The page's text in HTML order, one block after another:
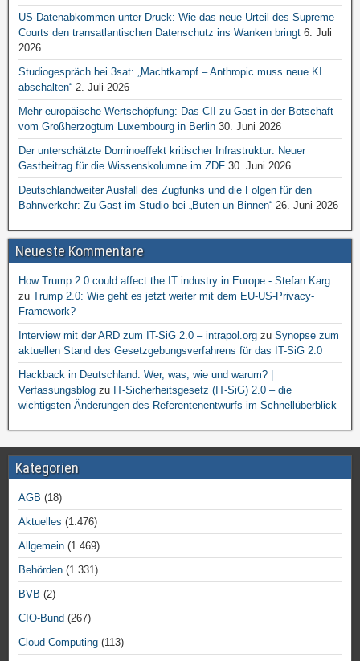
US-Datenabkommen unter Druck: Wie das neue Urteil des Supreme
Courts den transatlantischen Datenschutz ins Wanken bringt 6. Juli
2026
Studiogespräch bei 3sat: „Machtkampf – Anthropic muss neue KI
abschalten“ 2. Juli 2026
Mehr europäische Wertschöpfung: Das CII zu Gast in der Botschaft
vom Großherzogtum Luxembourg in Berlin 30. Juni 2026
Der unterschätzte Dominoeffekt kritischer Infrastruktur: Neuer
Gastbeitrag für die Wissenskolumne im ZDF 30. Juni 2026
Deutschlandweiter Ausfall des Zugfunks und die Folgen für den
Bahnverkehr: Zu Gast im Studio bei „Buten un Binnen“ 26. Juni 2026
Neueste Kommentare
How Trump 2.0 could affect the IT industry in Europe - Stefan Karg
zu Trump 2.0: Wie geht es jetzt weiter mit dem EU-US-Privacy-
Framework?
Interview mit der ARD zum IT-SiG 2.0 – intrapol.org zu Synopse zum
aktuellen Stand des Gesetzgebungsverfahrens für das IT-SiG 2.0
Hackback in Deutschland: Wer, was, wie und warum? |
Verfassungsblog zu IT-Sicherheitsgesetz (IT-SiG) 2.0 – die
wichtigsten Änderungen des Referentenentwurfs im Schnellüberblick
Kategorien
AGB (18)
Aktuelles (1.476)
Allgemein (1.469)
Behörden (1.331)
BVB (2)
CIO-Bund (267)
Cloud Computing (113)